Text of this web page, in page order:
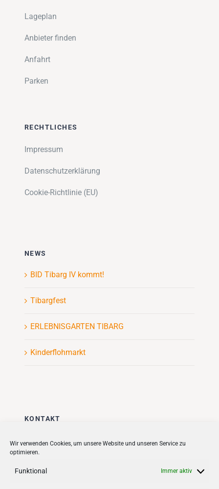
Wir verwenden Cookies, um unsere Website und unseren Service zu
optimieren.
Funktional Immer aktiv
Lageplan
Anbieter finden
Anfahrt
Parken
RECHTLICHES
Impressum
Datenschutzerklärung
Cookie-Richtlinie (EU)
NEWS
BID Tibarg IV kommt!
Tibargfest
ERLEBNISGARTEN TIBARG
Kinderflohmarkt
KONTAKT
Stadt + Handel City- und
Quartiersmanagement